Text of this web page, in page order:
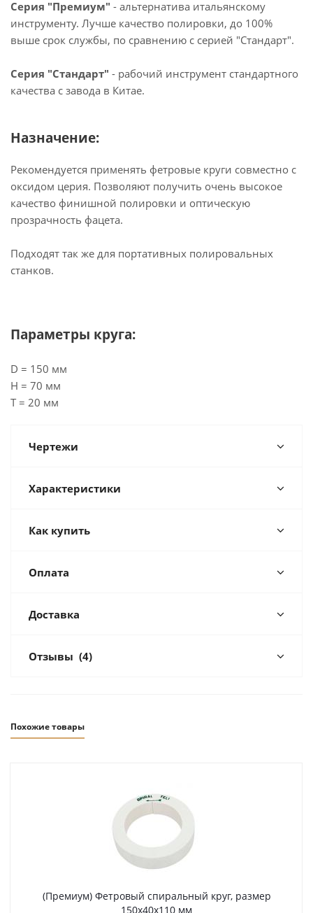
Серия "Премиум" - альтернатива итальянскому
инструменту. Лучше качество полировки, до 100%
выше срок службы, по сравнению с серией "Стандарт".
Серия "Стандарт" - рабочий инструмент стандартного
качества с завода в Китае.
Назначение:
Рекомендуется применять фетровые круги совместно с
оксидом церия. Позволяют получить очень высокое
качество финишной полировки и оптическую
прозрачность фацета.
Подходят так же для портативных полировальных
станков.
Параметры круга:
D = 150 мм
H = 70 мм
T = 20 мм
Чертежи
Характеристики
Как купить
Оплата
Доставка
Отзывы (4)
Похожие товары
(Премиум) Фетровый спиральный круг, размер
150х40х110 мм